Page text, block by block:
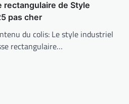
rectangulaire de Style
pas cher
du colis: Le style industriel
rectangulaire…